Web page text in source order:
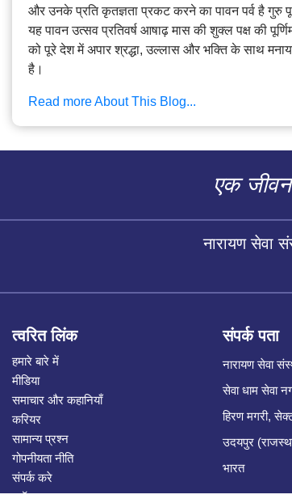
और उनके प्रति कृतज्ञता प्रकट करने का पावन पर्व है गुरु
यह पावन उत्सव प्रतिवर्ष आषाढ़ मास की शुक्ल पक्ष की
को पूरे देश में अपार श्रद्धा, उल्लास और भक्ति के साथ
है।
Read more About This Blog...
एक
नारायण सेवा
त्वरित लिंक
हमारे बारे में
मीडिया
समाचार और कहानियाँ
करियर
सामान्य प्रश्न
गोपनीयता नीति
संपर्क करे
ब्लॉग
संपर्क पता
नारायण सेवा
सेवा धाम सेवा
हिरण मगरी,
उदयपुर
भारत